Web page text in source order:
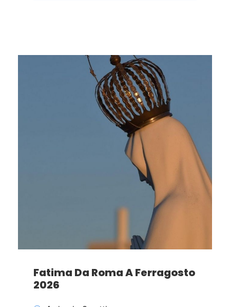
Fatima Da Roma A Ferragosto
2026